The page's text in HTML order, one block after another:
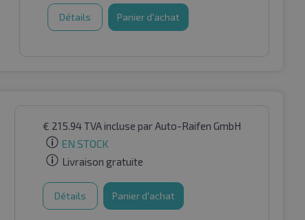
Détails Panier d'achat
€ 215.94TVA incluse par Auto-Raifen GmbH
EN STOCK
Livraison gratuite
Détails Panier d'achat